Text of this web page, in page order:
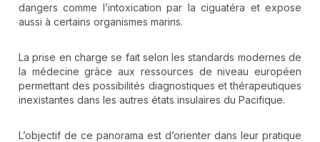
dangers comme l’intoxication par la ciguatéra et expose
aussi à certains organismes marins.
La prise en charge se fait selon les standards modernes de
la médecine grâce aux ressources de niveau européen
permettant des possibilités diagnostiques et thérapeutiques
inexistantes dans les autres états insulaires du Pacifique.
L’objectif de ce panorama est d’orienter dans leur pratique